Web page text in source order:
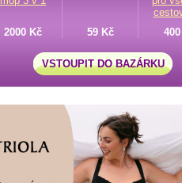
2000 Kč
59 Kč
VSTOUPIT DO BAZÁRKU